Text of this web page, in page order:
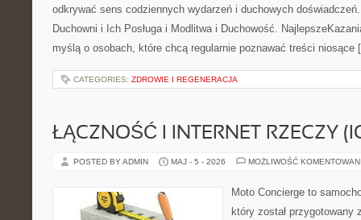
odkrywać sens codziennych wydarzeń i duchowych
Duchowni i Ich Posługa i Modlitwa i Duchowość.
myślą o osobach, które chcą regularnie poznawać treści
CATEGORIES: ZDROWIE I REGENERACJA
ŁĄCZNOŚĆ I INTERNET RZECZY
POSTED BY ADMIN MAJ - 5 - 2026 MOŻLIWOŚĆ
Moto Concierge to
który został